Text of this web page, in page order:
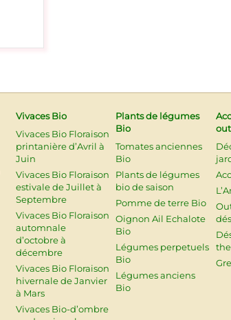
Vivaces Bio
Vivaces Bio Floraison
printanière d’Avril à
Juin
Vivaces Bio Floraison
estivale de Juillet à
Septembre
Vivaces Bio Floraison
automnale
d’octobre à
décembre
Vivaces Bio Floraison
hivernale de Janvier
à Mars
Vivaces Bio-d’ombre
Plants de légumes
Bio
Tomates anciennes
Bio
Plants de légumes
bio de saison
Pomme de terre Bio
Oignon Ail Echalote
Bio
Légumes perpetuels
Bio
Légumes anciens
Bio